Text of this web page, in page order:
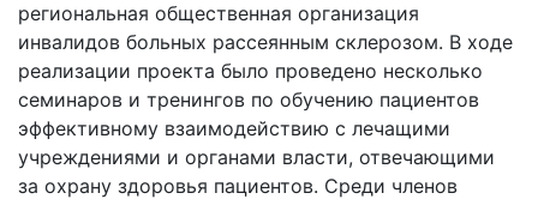
региональная общественная организация
инвалидов больных рассеянным склерозом. В ходе
реализации проекта было проведено несколько
семинаров и тренингов по обучению пациентов
эффективному взаимодействию с лечащими
учреждениями и органами власти, отвечающими
за охрану здоровья пациентов. Среди членов